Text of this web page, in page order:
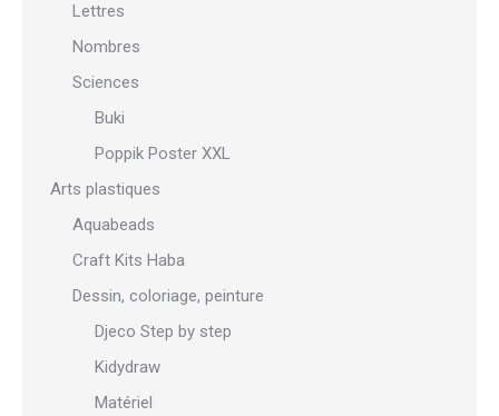
Lettres
Nombres
Sciences
Buki
Poppik Poster XXL
Arts plastiques
Aquabeads
Craft Kits Haba
Dessin, coloriage, peinture
Djeco Step by step
Kidydraw
Matériel